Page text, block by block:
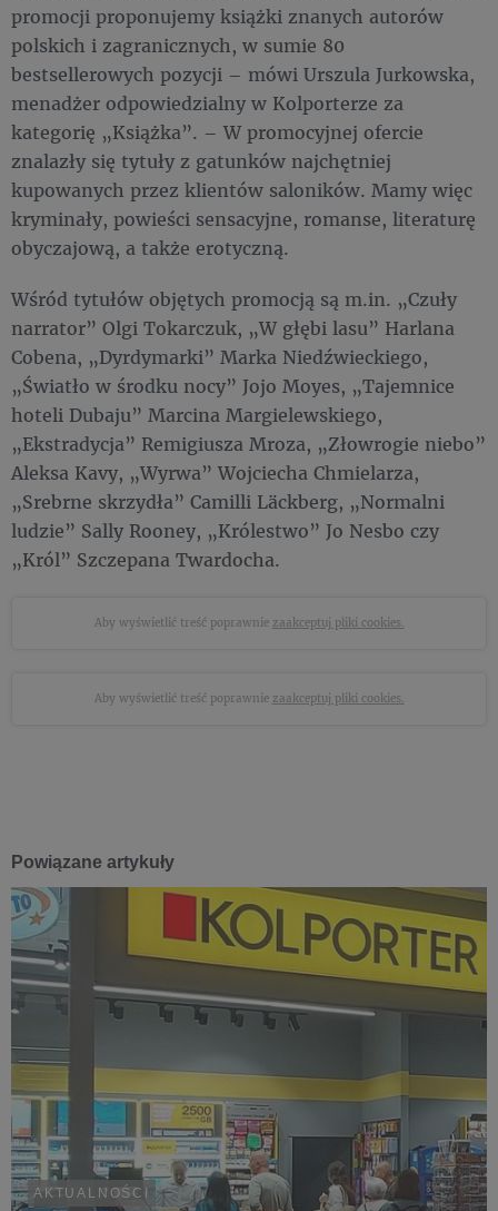
promocji proponujemy książki znanych autorów
polskich i zagranicznych, w sumie 80
bestsellerowych pozycji – mówi Urszula Jurkowska,
menadżer odpowiedzialny w Kolporterze za
kategorię „Książka”. – W promocyjnej ofercie
znalazły się tytuły z gatunków najchętniej
kupowanych przez klientów saloników. Mamy więc
kryminały, powieści sensacyjne, romanse, literaturę
obyczajową, a także erotyczną.
Wśród tytułów objętych promocją są m.in. „Czuły
narrator” Olgi Tokarczuk, „W głębi lasu” Harlana
Cobena, „Dyrdymarki” Marka Niedźwieckiego,
„Światło w środku nocy” Jojo Moyes, „Tajemnice
hoteli Dubaju” Marcina Margielewskiego,
„Ekstradycja” Remigiusza Mroza, „Złowrogie niebo”
Aleksa Kavy, „Wyrwa” Wojciecha Chmielarza,
„Srebrne skrzydła” Camilli Läckberg, „Normalni
ludzie” Sally Rooney, „Królestwo” Jo Nesbo czy
„Król” Szczepana Twardocha.
Aby wyświetlić treść poprawnie zaakceptuj pliki cookies.
Aby wyświetlić treść poprawnie zaakceptuj pliki cookies.
Powiązane artykuły
AKTUALNOŚCI